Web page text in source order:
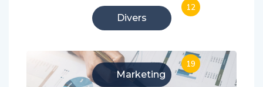
Divers
12
Marketing
19